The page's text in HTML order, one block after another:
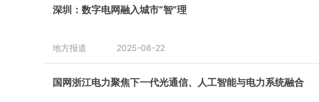
深圳：数字电网融入城市“智”理
地方报道 2025-08-22
国网浙江电力聚焦下一代光通信、人工智能与电力系统融合